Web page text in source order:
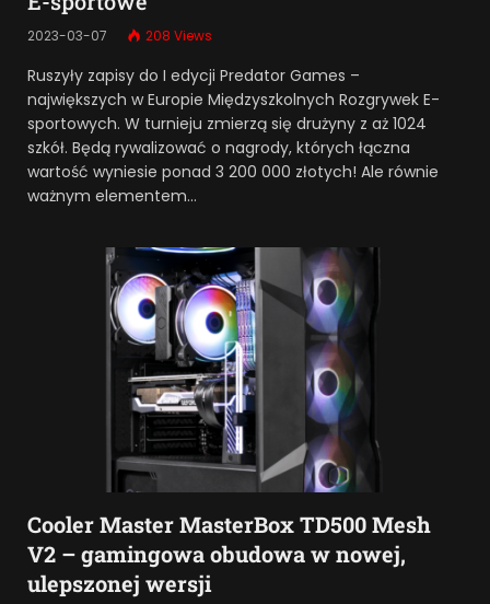
2023-03-07 208 Views
Ruszyły zapisy do I edycji Predator Games –
największych w Europie Międzyszkolnych Rozgrywek E-
sportowych. W turnieju zmierzą się drużyny z aż 1024
szkół. Będą rywalizować o nagrody, których łączna
wartość wyniesie ponad 3 200 000 złotych! Ale równie
ważnym elementem…
Cooler Master MasterBox TD500 Mesh
V2 – gamingowa obudowa w nowej,
ulepszonej wersji